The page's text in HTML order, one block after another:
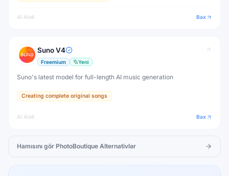
AI Aləti Bax
Suno V4
Freemium Yeni
Suno's latest model for full-length AI music generation
Creating complete original songs
AI Aləti Bax
Hamısını gör PhotoBoutique Alternativlər